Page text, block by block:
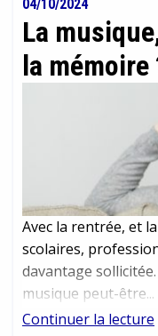
04/10/2024
La
la mémoire
Avec la rentrée, et
scolaires,
davantage
musique peut-
Continuer la lecture